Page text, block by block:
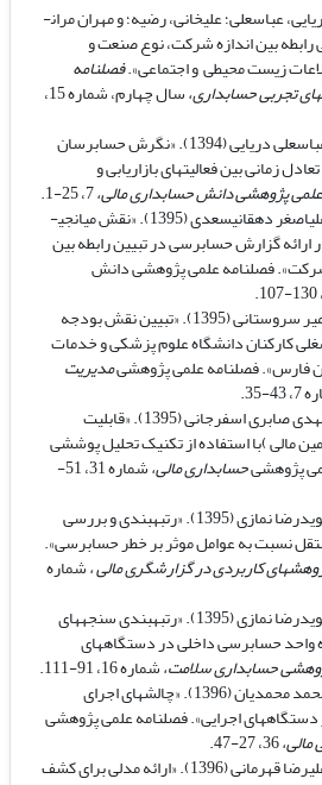
مهدوی، غلامحسین؛ دریایی، عباسعلی؛ علی­خانی، رضیه؛ و مهران مران­
«بررسی رابطه بین اندازه شرکت، نوع صنعت و
زیست محیطی و اجتماعی».فصلنامه
تجربی حسابداری،سال چهارم، شماره 15،
مهدوی، غلامحسین و عباسعلی دریایی (1394). «نگرش حسابرسان
زمانی بین فعالیت­های بازاریابی و
پژوهشی دانش حسابداری مالی،
مهدوی، غلامحسین و علی­اصغر دهقانی­سعدی (1395). «نقش میانجی­
گزارش حسابرسی در تبیین رابطه بین
فصلنامه علمی پژوهشی دانش
مهدوی، غلامحسین و امیر سروستانی (1395). «تبیین نقش بودجه
کارکنان دانشگاه علوم پزشکی و خدمات
فارس». فصلنامه علمی پژوهشیمدیریت
35.
مهدوی، غلامحسین و مهدی صابری اسفرجانی (1395). «قابلیت
مالی )با استفاده از تکنیک تحلیل پوششی
پژوهشیحسابداری مالی، شماره 31، 51-
مهدوی، غلامحسین و نویدرضا نمازی (1395). «رتبه­بندی و بررسی
نسبت به عوامل موثر بر خطر حسابرسی».
کاربردی در گزارشگری مالی ،شماره
مهدوی، غلامحسین و نویدرضا نمازی (1395). «رتبه­بندی سنجه­های
واحد حسابرسی داخلی در دستگاه­های
حسابداری سلامت،شماره 16، 91-111.
مهدوی، غلامحسین و محمد محمدیان (1396). «چالش­های اجرای
اجرایی». فصلنامه علمی پژوهشی
مهدوی، غلامحسین و علیرضا قهرمانی (1396). «ارائه مدلی برای کشف